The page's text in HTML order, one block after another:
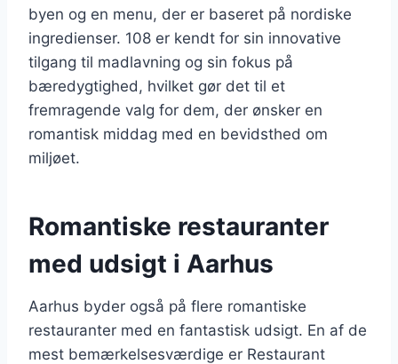
byen og en menu, der er baseret på nordiske
ingredienser. 108 er kendt for sin innovative
tilgang til madlavning og sin fokus på
bæredygtighed, hvilket gør det til et
fremragende valg for dem, der ønsker en
romantisk middag med en bevidsthed om
miljøet.
Romantiske restauranter
med udsigt i Aarhus
Aarhus byder også på flere romantiske
restauranter med en fantastisk udsigt. En af de
mest bemærkelsesværdige er Restaurant